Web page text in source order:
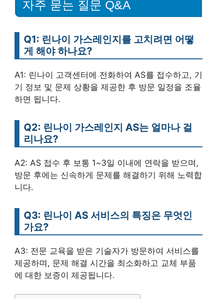
자주 묻는 질문 Q&A
Q1: 린나이 가스레인지를 고치려면 어떻
게 해야 하나요?
A1: 린나이 고객센터에 전화하여 AS를 접수하고, 기
기 정보 및 문제 상황을 제공한 후 방문 일정을 조율
하면 됩니다.
Q2: 린나이 가스레인지 AS는 얼마나 걸
리나요?
A2: AS 접수 후 보통 1~3일 이내에 연락을 받으며,
방문 후에는 신속하게 문제를 해결하기 위해 노력합
니다.
Q3: 린나이 AS 서비스의 특징은 무엇인
가요?
A3: 전문 교육을 받은 기술자가 방문하여 서비스를
제공하며, 문제 해결 시간을 최소화하고 교체 부품
에 대한 보증이 제공됩니다.